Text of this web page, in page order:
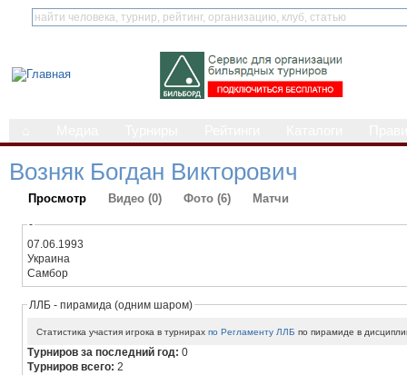
Возняк Богдан Викторович
Просмотр Видео (0) Фото (6) Матчи
-
07.06.1993
Украина
Самбор
ЛЛБ - пирамида (одним шаром)
Статистика участия игрока в турнирахпо Регламенту ЛЛБ по пирамиде в
Турниров за последний год:0
Турниров всего:2